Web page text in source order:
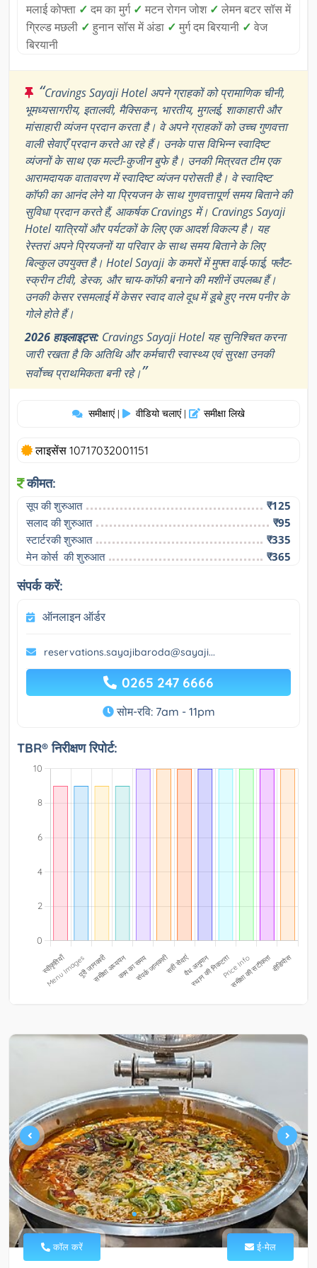
मलाई कोफ्ता ✓ दम का मुर्ग ✓ मटन रोगन जोश ✓ लेमन बटर सॉस में
ग्रिल्ड मछली ✓ हुनान सॉस में अंडा ✓ मुर्ग दम बिरयानी ✓ वेज
बिरयानी
“Cravings Sayaji Hotel अपने ग्राहकों को प्रामाणिक चीनी,
भूमध्यसागरीय, इतालवी, मैक्सिकन, भारतीय, मुगलई, शाकाहारी और
मांसाहारी व्यंजन प्रदान करता है। वे अपने ग्राहकों को उच्च गुणवत्ता
वाली सेवाएँ प्रदान करते आ रहे हैं। उनके पास विभिन्न स्वादिष्ट
व्यंजनों के साथ एक मल्टी-कुजीन बुफे है। उनकी मित्रवत टीम एक
आरामदायक वातावरण में स्वादिष्ट व्यंजन परोसती है। वे स्वादिष्ट
कॉफी का आनंद लेने या प्रियजन के साथ गुणवत्तापूर्ण समय बिताने की
सुविधा प्रदान करते हैं, आकर्षक Cravings में। Cravings Sayaji
Hotel यात्रियों और पर्यटकों के लिए एक आदर्श विकल्प है। यह
रेस्तरां अपने प्रियजनों या परिवार के साथ समय बिताने के लिए
बिल्कुल उपयुक्त है। Hotel Sayaji के कमरों में मुफ्त वाई-फाई, फ्लैट-
स्क्रीन टीवी, डेस्क, और चाय-कॉफी बनाने की मशीनें उपलब्ध हैं।
उनकी केसर रसमलाई में केसर स्वाद वाले दूध में डूबे हुए नरम पनीर के
गोले होते हैं।
2026 हाइलाइट्स: Cravings Sayaji Hotel यह सुनिश्चित करना
जारी रखता है कि अतिथि और कर्मचारी स्वास्थ्य एवं सुरक्षा उनकी
सर्वोच्च प्राथमिकता बनी रहे।”
समीक्षाएं | वीडियो चलाएं | समीक्षा लिखे
लाइसेंस 10717032001151
कीमत:
सूप की शुरुआत
₹125
सलाद की शुरुआत
₹95
स्टार्टरकी शुरुआत
₹335
मेन कोर्स  की शुरुआत
₹365
संपर्क करें:
ऑनलाइन ऑर्डर
reservations.sayajibaroda@sayaji...
0265 247 6666
सोम-रवि: 7am - 11pm
TBR® निरीक्षण रिपोर्ट:
कॉल करें ई-मेल